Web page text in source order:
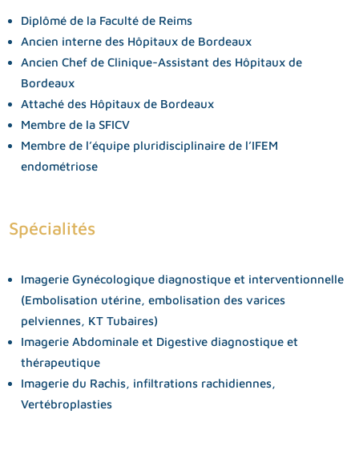
Diplômé de la Faculté de Reims
Ancien interne des Hôpitaux de Bordeaux
Ancien Chef de Clinique-Assistant des Hôpitaux de
Bordeaux
Attaché des Hôpitaux de Bordeaux
Membre de la SFICV
Membre de l’équipe pluridisciplinaire de l’IFEM
endométriose
Spécialités
Imagerie Gynécologique diagnostique et interventionnelle
(Embolisation utérine, embolisation des varices
pelviennes, KT Tubaires)
Imagerie Abdominale et Digestive diagnostique et
thérapeutique
Imagerie du Rachis, infiltrations rachidiennes,
Vertébroplasties